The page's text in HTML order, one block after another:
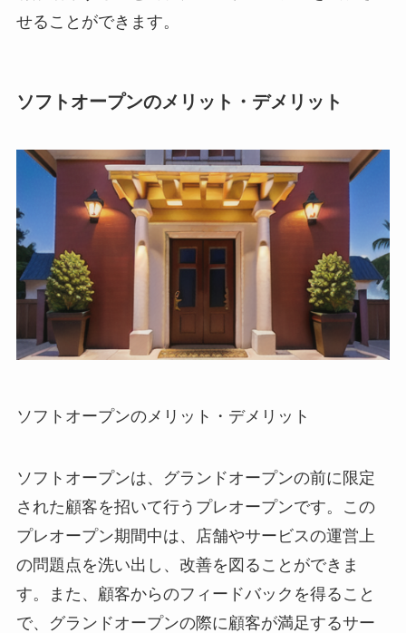
せることができます。
ソフトオープンのメリット・デメリット
ソフトオープンのメリット・デメリット
ソフトオープンは、グランドオープンの前に限定
された顧客を招いて行うプレオープンです。この
プレオープン期間中は、店舗やサービスの運営上
の問題点を洗い出し、改善を図ることができま
す。また、顧客からのフィードバックを得ること
で、グランドオープンの際に顧客が満足するサー